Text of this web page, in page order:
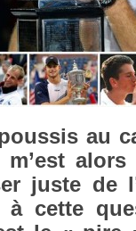
au
juste de
à cette